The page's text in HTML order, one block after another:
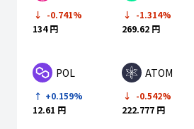
-0.741%
134 円
-1.314%
269.62 円
POL
+0.159%
12.61 円
ATOM
-0.542%
222.777 円